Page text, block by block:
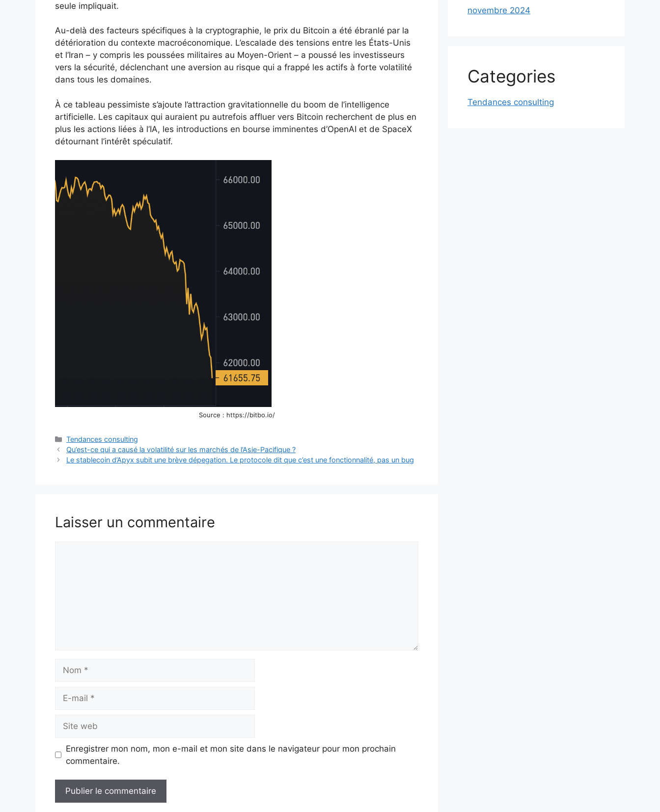
seule impliquait.
Au-delà des facteurs spécifiques à la cryptographie, le prix du Bitcoin a été ébranlé par la
détérioration du contexte macroéconomique. L’escalade des tensions entre les États-Unis
et l’Iran – y compris les poussées militaires au Moyen-Orient – ​​a poussé les investisseurs
vers la sécurité, déclenchant une aversion au risque qui a frappé les actifs à forte volatilité
dans tous les domaines.
À ce tableau pessimiste s’ajoute l’attraction gravitationnelle du boom de l’intelligence
artificielle. Les capitaux qui auraient pu autrefois affluer vers Bitcoin recherchent de plus en
plus les actions liées à l’IA, les introductions en bourse imminentes d’OpenAI et de SpaceX
détournant l’intérêt spéculatif.
Source : https://bitbo.io/
Catégories
Tendances consulting
Qu’est-ce qui a causé la volatilité sur les marchés de l’Asie-Pacifique ?
Le stablecoin d’Apyx subit une brève dépegation. Le protocole dit que c’est une fonctionnalité, pas un bug
Laisser un commentaire
mail
web
Enregistrer mon nom, mon e-mail et mon site dans le navigateur pour mon prochain
commentaire.
novembre 2024
Categories
Tendances consulting